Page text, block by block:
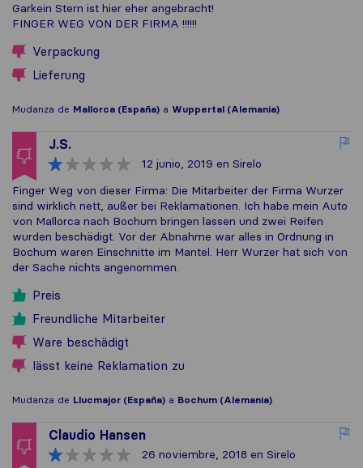
Garkein Stern ist hier eher angebracht!
FINGER WEG VON DER FIRMA !!!!!!
Verpackung
Lieferung
Mudanza de Mallorca (España) a Wuppertal (Alemania)
J.S.
12 junio, 2019 en Sirelo
Finger Weg von dieser Firma: Die Mitarbeiter der Firma Wurzer
sind wirklich nett, außer bei Reklamationen. Ich habe mein Auto
von Mallorca nach Bochum bringen lassen und zwei Reifen
wurden beschädigt. Vor der Abnahme war alles in Ordnung in
Bochum waren Einschnitte im Mantel. Herr Wurzer hat sich von
der Sache nichts angenommen.
Preis
Freundliche Mitarbeiter
Ware beschädigt
lässt keine Reklamation zu
Mudanza de Llucmajor (España) a Bochum (Alemania)
Claudio Hansen
26 noviembre, 2018 en Sirelo